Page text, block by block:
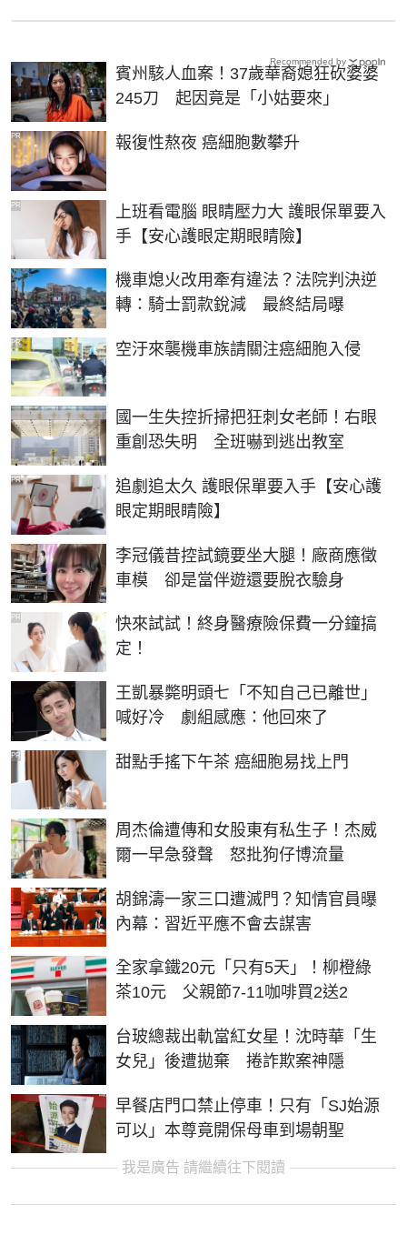
賓州駭人血案！37歲華裔媳狂砍婆婆
245刀 起因竟是「小姑要來」
報復性熬夜 癌細胞數攀升
PR
上班看電腦 眼睛壓力大 護眼保單要入
手【安心護眼定期眼睛險】
PR
機車熄火改用牽有違法？法院判決逆
轉：騎士罰款銳減 最終結局曝
空汙來襲機車族請關注癌細胞入侵
PR
國一生失控折掃把狂刺女老師！右眼
重創恐失明 全班嚇到逃出教室
追劇追太久 護眼保單要入手【安心護
眼定期眼睛險】
PR
李冠儀昔控試鏡要坐大腿！廠商應徵
車模 卻是當伴遊還要脫衣驗身
快來試試！終身醫療險保費一分鐘搞
定！
PR
王凱暴斃明頭七「不知自己已離世」
喊好冷 劇組感應：他回來了
甜點手搖下午茶 癌細胞易找上門
PR
周杰倫遭傳和女股東有私生子！杰威
爾一早急發聲 怒批狗仔博流量
胡錦濤一家三口遭滅門？知情官員曝
內幕：習近平應不會去謀害
全家拿鐵20元「只有5天」！柳橙綠
茶10元 父親節7-11咖啡買2送2
台玻總裁出軌當紅女星！沈時華「生
女兒」後遭拋棄 捲詐欺案神隱
早餐店門口禁止停車！只有「SJ始源
可以」本尊竟開保母車到場朝聖
Recommended by
我是廣告 請繼續往下閱讀